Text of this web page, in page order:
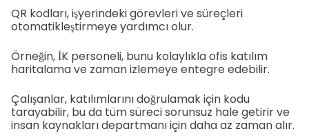
QR kodları, işyerindeki görevleri ve süreçleri
otomatikleştirmeye yardımcı olur.
Örneğin, İK personeli, bunu kolaylıkla ofis katılım
haritalama ve zaman izlemeye entegre edebilir.
Çalışanlar, katılımlarını doğrulamak için kodu
tarayabilir, bu da tüm süreci sorunsuz hale getirir ve
insan kaynakları departmanı için daha az zaman alır.